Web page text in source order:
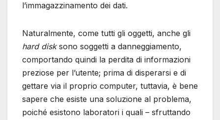
l’immagazzinamento dei dati.
Naturalmente, come tutti gli oggetti, anche gli
hard disksono soggetti a danneggiamento,
comportando quindi la perdita di informazioni
preziose per l’utente; prima di disperarsi e di
gettare via il proprio computer, tuttavia, è bene
sapere che esiste una soluzione al problema,
poiché esistono laboratori i quali – sfruttando